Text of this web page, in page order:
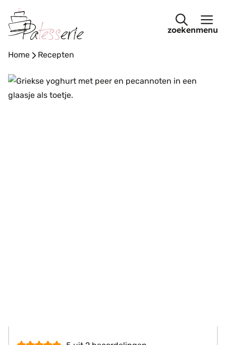
naar
de
menu
Home - Recepten